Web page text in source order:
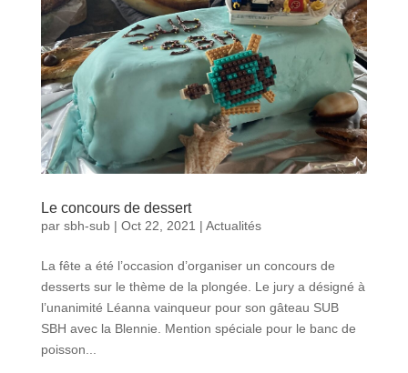
Le concours de dessert
par sbh-sub| Oct 22, 2021 | Actualités
La fête a été l’occasion d’organiser un concours de
desserts sur le thème de la plongée. Le jury a désigné à
l’unanimité Léanna vainqueur pour son gâteau SUB
SBH avec la Blennie. Mention spéciale pour le banc de
poisson...